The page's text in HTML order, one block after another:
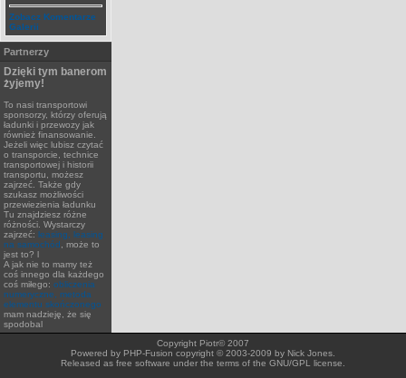
Zobacz Komentarze
Galerii
Partnerzy
Dzięki tym banerom
żyjemy!
To nasi transportowi
sponsorzy, którzy oferują
ładunki i przewozy jak
również finansowanie.
Jeżeli więc lubisz czytać
o transporcie, technice
transportowej i historii
transportu, możesz
zajrzeć. Także gdy
szukasz możliwości
przewiezienia ładunku
Tu znajdziesz różne
różności. Wystarczy
zajrzeć: leasing, leasing
na samochód , może to
jest to? l
A jak nie to mamy też
coś innego dla każdego
coś miłego: obliczenia
numeryczne, metoda
elementu skończonego
mam nadzieję, że się
spodobal
Copyright Piotr© 2007
Powered by PHP-Fusion copyright © 2003-2009 by Nick Jones.
Released as free software under the terms of the GNU/GPL license.